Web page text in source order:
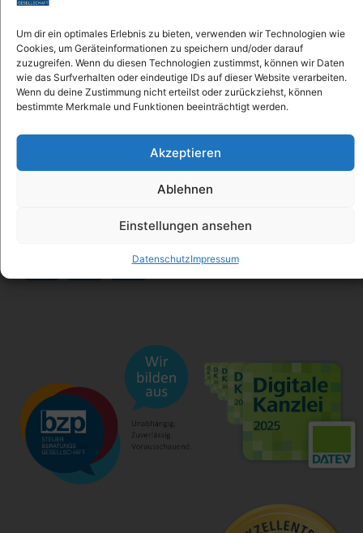
Um dir ein optimales Erlebnis zu bieten, verwenden wir Technologien wie
Cookies, um Geräteinformationen zu speichern und/oder darauf
zuzugreifen. Wenn du diesen Technologien zustimmst, können wir Daten
wie das Surfverhalten oder eindeutige IDs auf dieser Website verarbeiten.
Wenn du deine Zustimmung nicht erteilst oder zurückziehst, können
bestimmte Merkmale und Funktionen beeinträchtigt werden.
Akzeptieren
Ablehnen
Einstellungen ansehen
DatenschutzImpressum
Steuerfachwirt/Steuerfachangestellter
Wir suchen für Nürnberg einen Steuerfachwirt/
Steuefachangestellter (m/w/d) in Vollzeit.
mehr erfahren
Steuerberater
Wir suchen für Nürnberg einen Steuerberater
(m/w/d) in Vollzeit, mit konkreter